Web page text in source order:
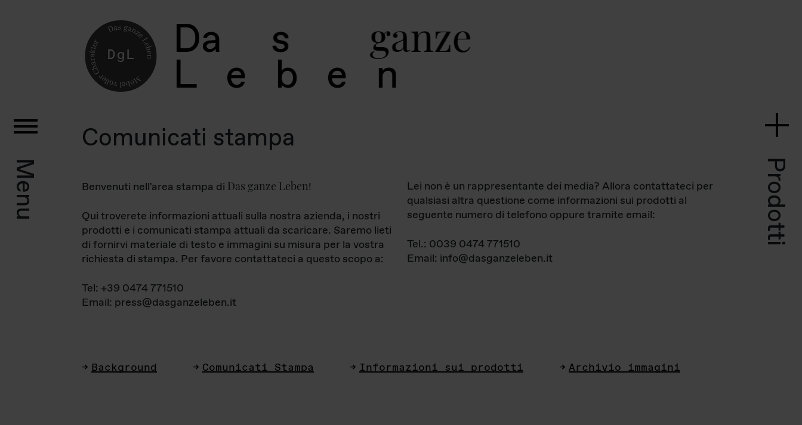
Da s gan
L e b e
Menu Prodotti
Comunicati stampa
Benvenuti nell'area stampa di Das ganze Leben!
Qui troverete informazioni attuali sulla nostra azienda, i nostri
prodotti e i comunicati stampa attuali da scaricare. Saremo lieti
di fornirvi materiale di testo e immagini su misura per la vostra
richiesta di stampa. Per favore contattateci a questo scopo a:
Tel: +39 0474 771510
Email: press@dasganzeleben.it
Lei non è un rappresentante dei media? Allora contattateci per
qualsiasi altra questione come informazioni sui prodotti al
seguente numero di telefono oppure tramite email:
Tel.: 0039 0474 771510
Email: info@dasganzeleben.it
Background Comunicati Stampa Informazioni sui prodotti Archivio immagini